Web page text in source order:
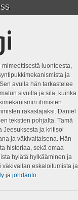
luonteesta,
ja
avulla hän tarkastelee
sivuilla ja sitä, kuinka
ihmisten
rakastajaksi. Daniel
tekstien pohjalta. Tämä
Jeesuksesta ja kritisoi
ja väkivaltaisena. Hän
historiaa, sekä omaa
hylätä hylkääminen ja
eskaloitumista ja
ja johdanto.